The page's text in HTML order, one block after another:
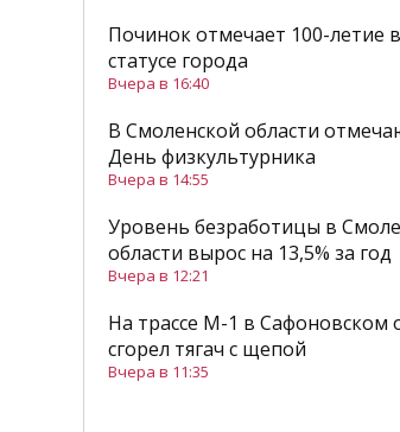
Починок отмечает 100-летие в
статусе города
Вчера в 16:40
В Смоленской области
День физкультурника
Вчера в 14:55
Уровень безработицы в
области вырос на 13,5% за год
Вчера в 12:21
На трассе М-1 в Сафоновском
сгорел тягач с щепой
Вчера в 11:35